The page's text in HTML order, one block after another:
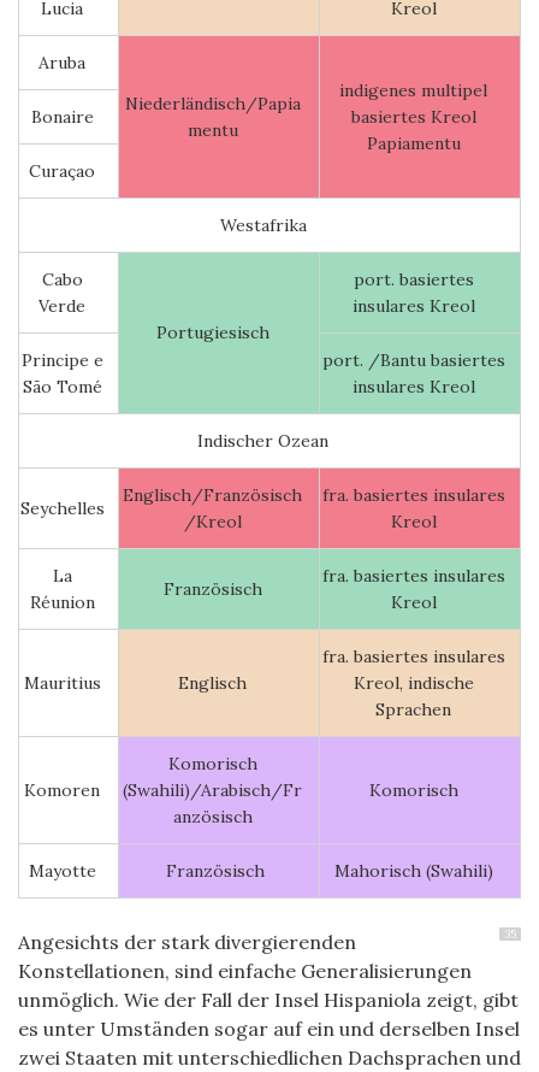
Lucia Kreol
Aruba
Niederländisch/Papia
mentu
indigenes multipel
basiertes Kreol
Papiamentu
Bonaire
Curaçao
Westafrika
Cabo
Verde
Portugiesisch
port. basiertes
insulares Kreol
Principe e
São Tomé
port. /Bantu basiertes
insulares Kreol
Indischer Ozean
Seychelles
Englisch/Französisch
/Kreol
fra. basiertes insulares
Kreol
La
Réunion
Französisch
fra. basiertes insulares
Kreol
Mauritius Englisch
fra. basiertes insulares
Kreol, indische
Sprachen
Komoren
Komorisch
(Swahili)/Arabisch/Fr
anzösisch
Komorisch
Mayotte Französisch Mahorisch (Swahili)
35
Angesichts der stark divergierenden
Konstellationen, sind einfache Generalisierungen
unmöglich. Wie der Fall der Insel Hispaniola zeigt, gibt
es unter Umständen sogar auf ein und derselben Insel
zwei Staaten mit unterschiedlichen Dachsprachen und